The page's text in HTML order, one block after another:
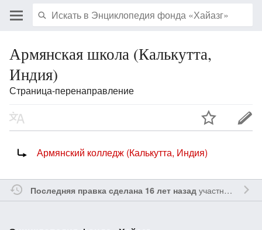
Армянская школа (Калькутта,
Индия)
Страница-перенаправление
Армянский колледж (Калькутта, Индия)
Последняя правка сделана 16 лет назадучастником